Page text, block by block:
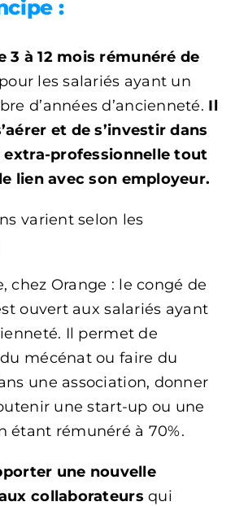
:
3 à 12 mois rémunéré de
les salariés ayant un
d’années d’ancienneté. Il
et de s’investir dans
professionnelle tout
lien avec son employeur.
varient selon les
chez Orange : le congé de
ouvert aux salariés ayant
Il permet de
du mécénat ou faire du
une association, donner
une start-up ou une
étant rémunéré à 70%.
une nouvelle
collaborateurs qui